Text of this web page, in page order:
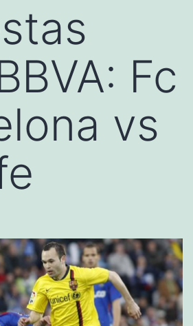
Fc
vs